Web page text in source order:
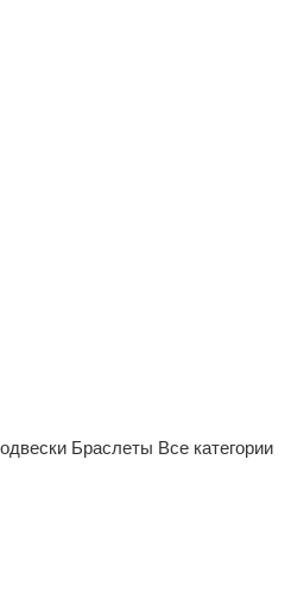
Браслеты Все категории